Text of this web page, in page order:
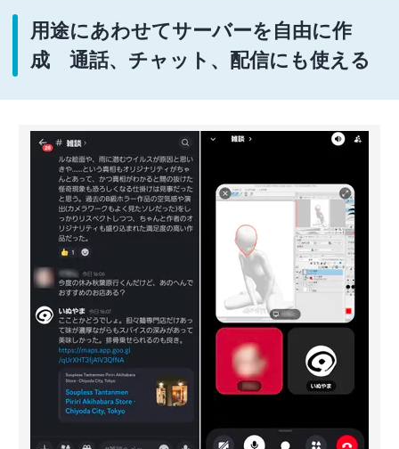
用途にあわせてサーバーを自由に作
成 通話、チャット、配信にも使える